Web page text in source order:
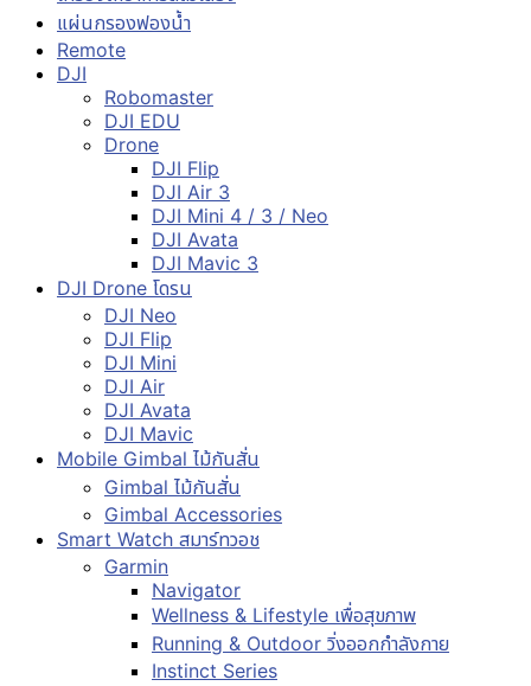
แผ่นกรองฟองน้ำ
Remote
DJI
Robomaster
DJI EDU
Drone
DJI Flip
DJI Air 3
DJI Mini 4 / 3 / Neo
DJI Avata
DJI Mavic 3
DJI Drone โดรน
DJI Neo
DJI Flip
DJI Mini
DJI Air
DJI Avata
DJI Mavic
Mobile Gimbal ไม้กันสั่น
Gimbal ไม้กันสั่น
Gimbal Accessories
Smart Watch สมาร์ทวอช
Garmin
Navigator
Wellness & Lifestyle เพื่อสุขภาพ
Running & Outdoor วิ่งออกกำลังกาย
Instinct Series